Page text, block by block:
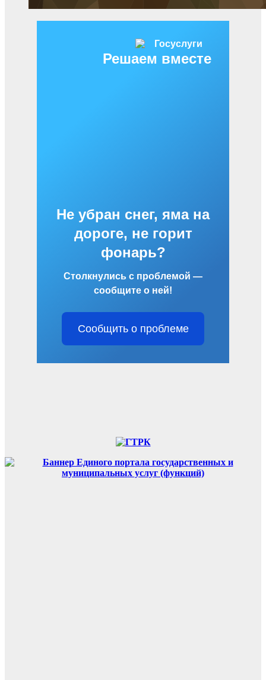
Решаем вместе
Не убран снег, яма на
дороге, не горит
фонарь?
Столкнулись с проблемой —
сообщите о ней!
Сообщить о проблеме